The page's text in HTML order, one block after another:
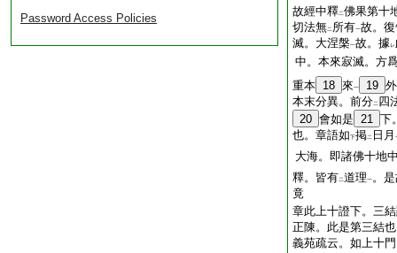
Password Access Policies
故經中釋二佛果第十
切法無二 所有一故。
滅。大涅槃一故。據レ
中。本來寂滅。方
重本 18 來一 19
本末分異。前分二 四
20 會如是 21 下
也。章語如下掲二 日月
大海。即諸佛十地
釋。皆有二道理一。
竟
章此上十證下。三
正陳。此是第三結
義苑疏云。如上十